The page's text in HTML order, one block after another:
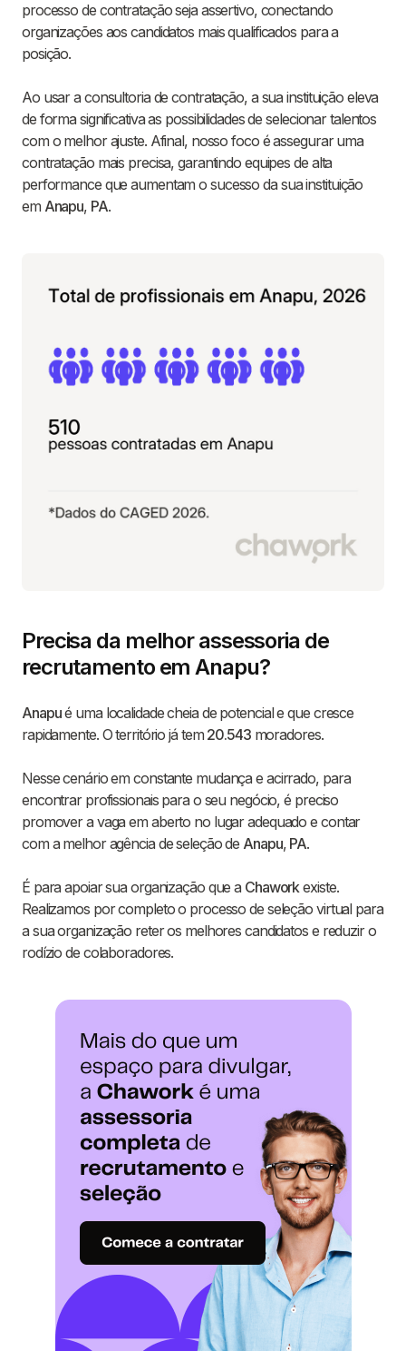
processo de contratação seja assertivo, conectando
organizações aos candidatos mais qualificados para a
posição.
Ao usar a consultoria de contratação, a sua instituição eleva
de forma significativa as possibilidades de selecionar talentos
com o melhor ajuste. Afinal, nosso foco é assegurar uma
contratação mais precisa, garantindo equipes de alta
performance que aumentam o sucesso da sua instituição
em Anapu, PA.
Precisa da melhor assessoria de
recrutamento em Anapu?
Anapué uma localidade cheia de potencial e que cresce
rapidamente. O território já tem 20.543moradores.
Nesse cenário em constante mudança e acirrado, para
encontrar profissionais para o seu negócio, é preciso
promover a vaga em aberto no lugar adequado e contar
com a melhor agência de seleção de Anapu, PA.
É para apoiar sua organização que a Chaworkexiste.
Realizamos por completo o processo de seleção virtual para
a sua organização reter os melhores candidatos e reduzir o
rodízio de colaboradores.